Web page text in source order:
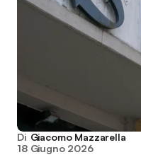
Di Giacomo Mazzarella
18 Giugno 2026